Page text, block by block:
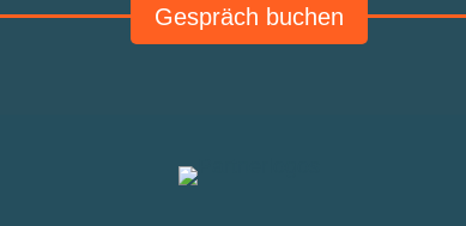
Gespräch buchen